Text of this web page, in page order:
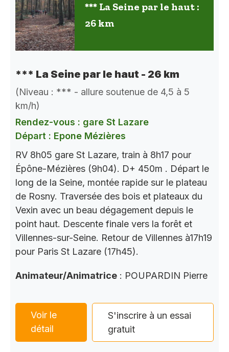
*** La Seine par le haut :
26 km
*** La Seine par le haut - 26 km
(Niveau : *** - allure soutenue de 4,5 à 5
km/h)
Rendez-vous : gare St Lazare
Départ : Epone Mézières
RV 8h05 gare St Lazare, train à 8h17 pour
Épône-Mézières (9h04). D+ 450m . Départ le
long de la Seine, montée rapide sur le plateau
de Rosny. Traversée des bois et plateaux du
Vexin avec un beau dégagement depuis le
point haut. Descente finale vers la forêt et
Villennes-sur-Seine. Retour de Villennes à17h19
pour Paris St Lazare (17h45).
Animateur/Animatrice : POUPARDIN Pierre
Voir le
détail
S'inscrire à un essai
gratuit